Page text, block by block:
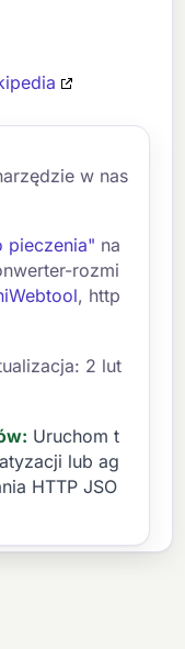
w nas
pieczenia" na
rozmi
, http
2 lut
Uruchom t
lub ag
HTTP JSO